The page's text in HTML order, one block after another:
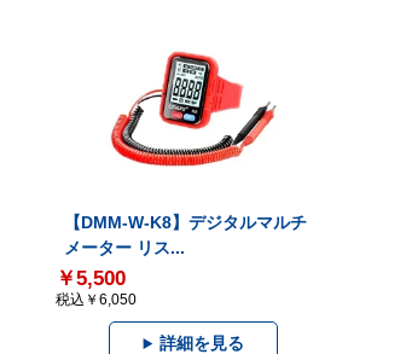
【DMM-W-K8】デジタルマルチ
メーター リス...
￥5,500
税込￥6,050
詳細を見る